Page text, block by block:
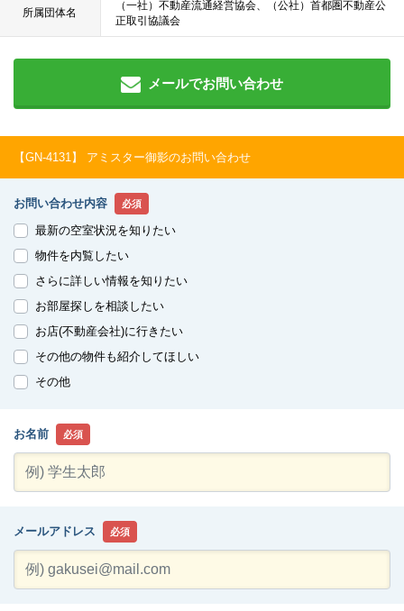
所属団体名
（一社）不動産流通経営協会、（公社）首都圏不動産公
正取引協議会
メールでお問い合わせ
【GN-4131】 アミスター御影のお問い合わせ
お問い合わせ内容 必須
最新の空室状況を知りたい
物件を内覧したい
さらに詳しい情報を知りたい
お部屋探しを相談したい
お店(不動産会社)に行きたい
その他の物件も紹介してほしい
その他
お名前 必須
メールアドレス 必須